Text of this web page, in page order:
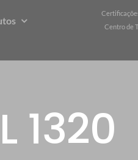
Centro de
1320